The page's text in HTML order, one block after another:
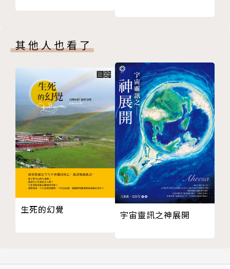
濟群法師
童真入道，出家四十餘載。為溈仰宗第十代傳人、斯里
蘭卡佛教與巴利語大學榮譽文學博士、中國社科院特約
研究員及多所大學客座教授。
1980年就讀於中國佛學院，隨後於閩南佛學院、戒幢
佛學研究所等地任教。從事教育幾十年來，對如何有效
修學，有著深入的觀察、思考和實踐。由此，提出修學
五大要素，創建三級課程體系，令無數學人蒙益。
1992年起，面向社會及高校舉辦講座，開中國內地弘
法之先，法音流布海內外。同時筆耕不輟，出版「智慧
人生、修學引導、以戒為師」等叢書四百多萬字。以純
正的佛法知見，剖析社會問題，釐清修學誤區，提出切
實的解決之道。
三、在家修行
【定慧品第四】
一、定慧一體
二、一行三昧
三、禪門三大要領
【坐禪品第五】
一、如何坐禪
二、何為禪定
【懺悔品第六】
一、五分法身
二、無相懺悔
三、發四弘誓願
四、無相三皈戒
其他人也看了
生死的幻覺 宇宙靈訊之神展開